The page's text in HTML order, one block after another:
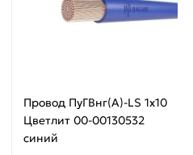
Провод ПуГВнг(А)-LS 1х10
Цветлит 00-00130532
синий